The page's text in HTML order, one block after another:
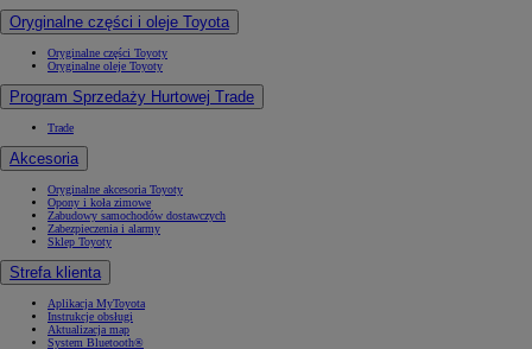
Oryginalne części i oleje Toyota
Oryginalne części Toyoty
Oryginalne oleje Toyoty
Program Sprzedaży Hurtowej Trade
Trade
Akcesoria
Oryginalne akcesoria Toyoty
Opony i koła zimowe
Zabudowy samochodów dostawczych
Zabezpieczenia i alarmy
Sklep Toyoty
Strefa klienta
Aplikacja MyToyota
Instrukcje obsługi
Aktualizacja map
System Bluetooth®